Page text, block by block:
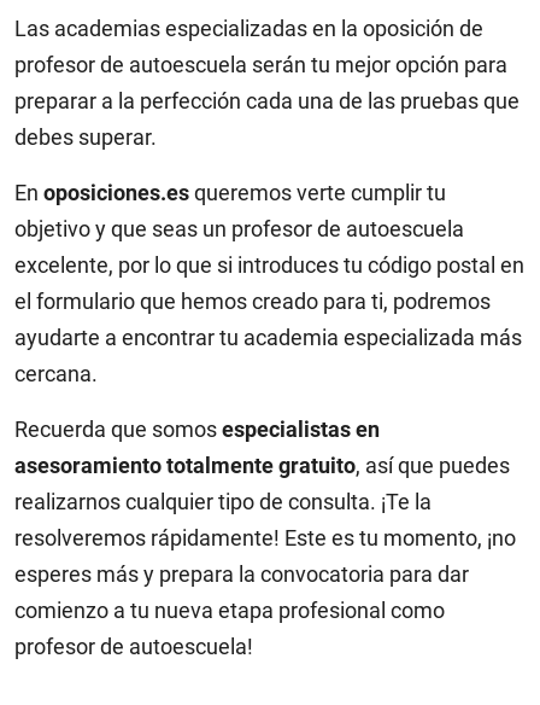
Las academias especializadas en la oposición de
profesor de autoescuela serán tu mejor opción para
preparar a la perfección cada una de las pruebas que
debes superar.
En oposiciones.esqueremos verte cumplir tu
objetivo y que seas un profesor de autoescuela
excelente, por lo que si introduces tu código postal en
el formulario que hemos creado para ti, podremos
ayudarte a encontrar tu academia especializada más
cercana.
Recuerda que somosespecialistas en
asesoramiento totalmente gratuito, así que puedes
realizarnos cualquier tipo de consulta. ¡Te la
resolveremos rápidamente! Este es tu momento, ¡no
esperes más y prepara la convocatoria para dar
comienzo a tu nueva etapa profesional como
profesor de autoescuela!